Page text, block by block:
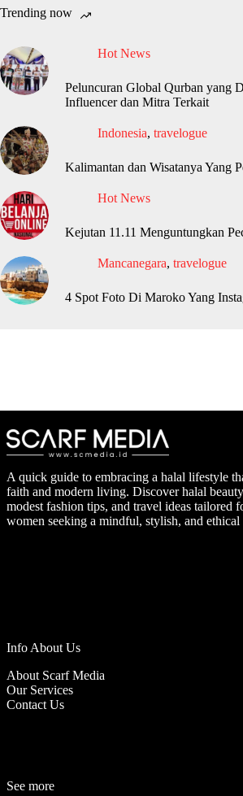
Trending now
Hot News
Peluncuran Global Qurban yang
Influencer dan Mitra Terkait
Indonesia, travelogue
Kalimantan dan Wisatanya Yang
Hot News
Kejutan 11.11 Menguntungkan
Mancanegara, travelogue
4 Spot Foto Di Maroko Yang
A quick guide to embracing a halal lifestyle
faith and modern living. Discover halal
modest fashion tips, and travel ideas tailored
women seeking a mindful, stylish, and ethical
Info About Us
About Scarf Media
Our Services
Contact Us
See more